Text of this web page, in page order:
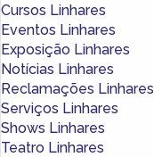
Cursos Linhares
Eventos Linhares
Exposição Linhares
Notícias Linhares
Reclamações Linhares
Serviços Linhares
Shows Linhares
Teatro Linhares